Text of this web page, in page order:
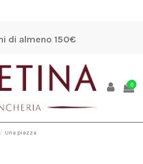
di almeno 150€
0
Una piazza